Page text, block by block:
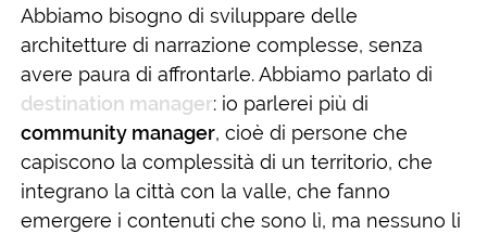
Abbiamo bisogno di sviluppare delle
architetture di narrazione complesse, senza
avere paura di affrontarle. Abbiamo parlato di
destination manager: io parlerei più di
community manager, cioè di persone che
capiscono la complessità di un territorio, che
integrano la città con la valle, che fanno
emergere i contenuti che sono lì, ma nessuno li